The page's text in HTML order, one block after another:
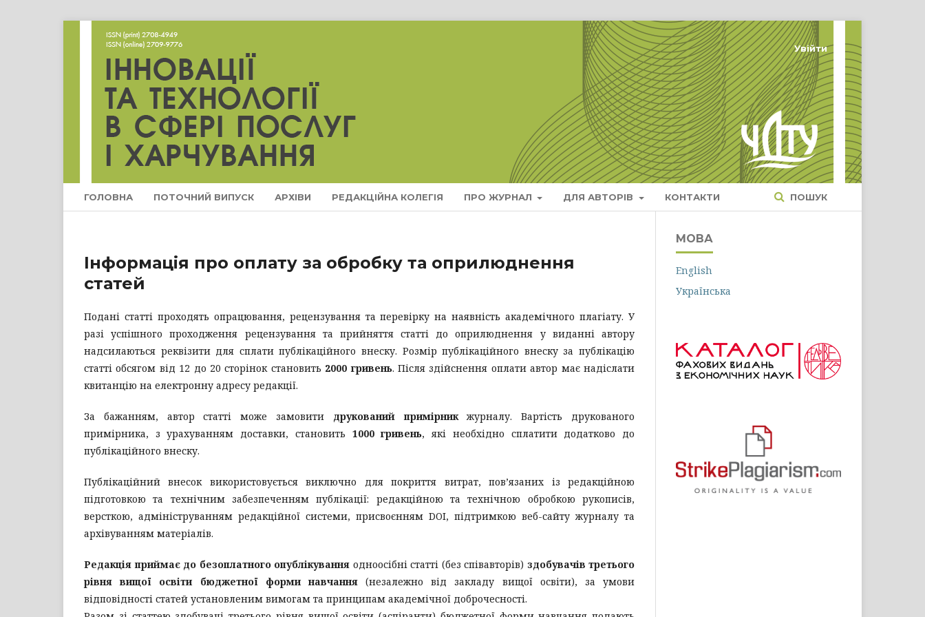
ГОЛОВНА ПОТОЧНИЙ ВИПУСК АРХІВИ РЕДАКЦІЙНА КОЛЕГІЯ ПРО ЖУРНАЛ ДЛЯ АВТОРІВ КОНТАКТИ ПОШУК
Увійти
Інформація про оплату за обробку та оприлюднення
статей
Подані статті проходять опрацювання, рецензування та перевірку на наявність академічного плагіату. У
разі успішного проходження рецензування та прийняття статті до оприлюднення у виданні автору
надсилаються реквізити для сплати публікаційного внеску. Розмір публікаційного внеску за публікацію
статті обсягом від 12 до 20 сторінок становить 2000 гривень. Після здійснення оплати автор має надіслати
квитанцію на електронну адресу редакції.
За бажанням, автор статті може замовити друкований примірникжурналу. Вартість друкованого
примірника, з урахуванням доставки, становить 1000 гривень, які необхідно сплатити додатково до
публікаційного внеску.
Публікаційний внесок використовується виключно для покриття витрат, пов’язаних із редакційною
підготовкою та технічним забезпеченням публікації: редакційною та технічною обробкою рукописів,
версткою, адмініструванням редакційної системи, присвоєнням DOI, підтримкою веб-сайту журналу та
архівуванням матеріалів.
Редакція приймає до безоплатного опублікування одноосібні статті (без співавторів) здобувачів третього
рівня вищої освіти бюджетної форми навчання (незалежно від закладу вищої освіти), за умови
відповідності статей установленим вимогам та принципам академічної доброчесності.
МОВА
English
Українська